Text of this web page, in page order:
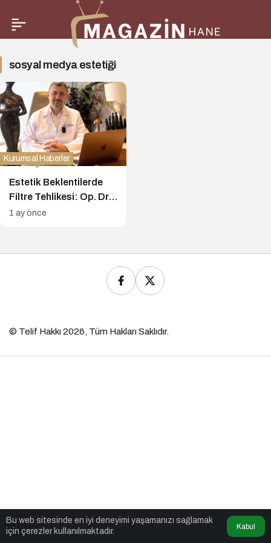
sosyal
medya
estetiği
Haberleri
sosyal medya estetiği
Estetik Beklentilerde
Filtre Tehlikesi: Op. Dr.
Çetin Duygu Uyardı
Kurumsal Haberler
1 ay önce
Bu web sitesinde en iyi deneyimi yaşamanızı sağlamak
için çerezler kullanılmaktadır.
Kabul
© Telif Hakkı 2026, Tüm Hakları Saklıdır.